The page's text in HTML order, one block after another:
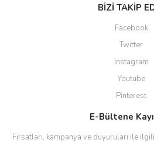
BİZİ TAKİP
Facebook
Twitter
Instagram
Youtube
Pinterest
E-Bültene
Fırsatları, kampanya ve duyuruları ile